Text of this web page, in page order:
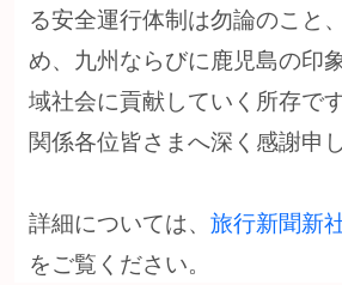
る安全運行体制は勿論のこと
め、九州ならびに鹿児島の印
域社会に貢献していく所存です
関係各位皆さまへ深く感謝申
詳細については、 旅行新聞新
をご覧ください。